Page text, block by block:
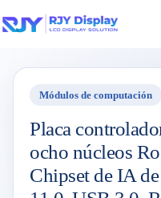
Módulos de computación
Placa
ocho núcleos
Chipset de IA